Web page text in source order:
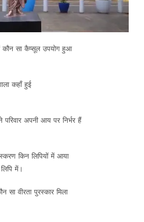
सा कैप्सूल उपयोग हुआ
कहाँ हुई
परिवार अपनी आय पर निर्भर हैं
किन लिपियों में आया
में।
वीरता पुरस्कार मिला